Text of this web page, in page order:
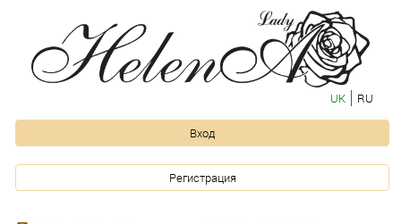
UK RU
Вход
Регистрация